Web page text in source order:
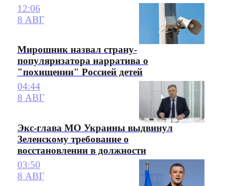
12:06
8 АВГ
Мирошник назвал страну-
популяризатора нарратива о
"похищении" Россией детей
04:44
8 АВГ
Экс-глава МО Украины выдвинул
Зеленскому требование о
восстановлении в должности
03:50
8 АВГ